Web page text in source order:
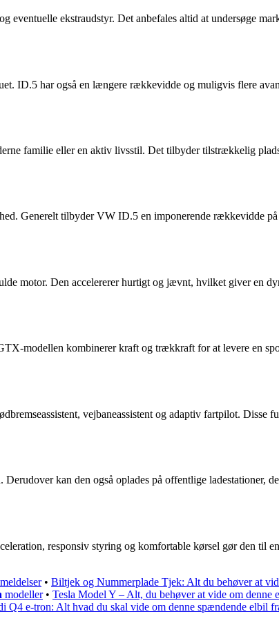
ekstraudstyr. Det anbefales altid at undersøge
ID.5 har også en længere rækkevidde og muligvis flere
familie eller en aktiv livsstil. Det tilbyder tilstrækkelig
Generelt tilbyder VW ID.5 en imponerende rækkevidde
motor. Den accelererer hurtigt og jævnt, hvilket giver en
modellen kombinerer kraft og trækkraft for at levere en
vejbaneassistent og adaptiv fartpilot. Disse
kan den også oplades på offentlige ladestationer,
responsiv styring og komfortable kørsel gør den til
• Biltjek og Nummerplade Tjek: Alt du behøver at
modeller• Tesla Model Y – Alt, du behøver at vide om denne
Q4 e-tron: Alt hvad du skal vide om denne spændende elbil